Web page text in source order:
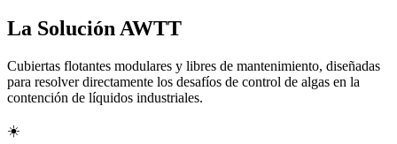
La Solución AWTT
Cubiertas flotantes modulares y libres de mantenimiento, diseñadas
para resolver directamente los desafíos de control de algas en la
contención de líquidos industriales.
☀️